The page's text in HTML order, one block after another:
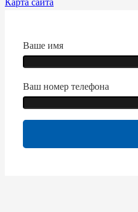
Ваше имя
Ваш номер телефона